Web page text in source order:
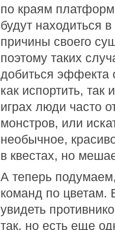
по краям
будут находиться
причины своего
поэтому таких
добиться эффекта
как испортить,
играх люди часто
монстров, или
необычное,
в квестах, но
А теперь
команд по цветам.
увидеть
так, но есть еще